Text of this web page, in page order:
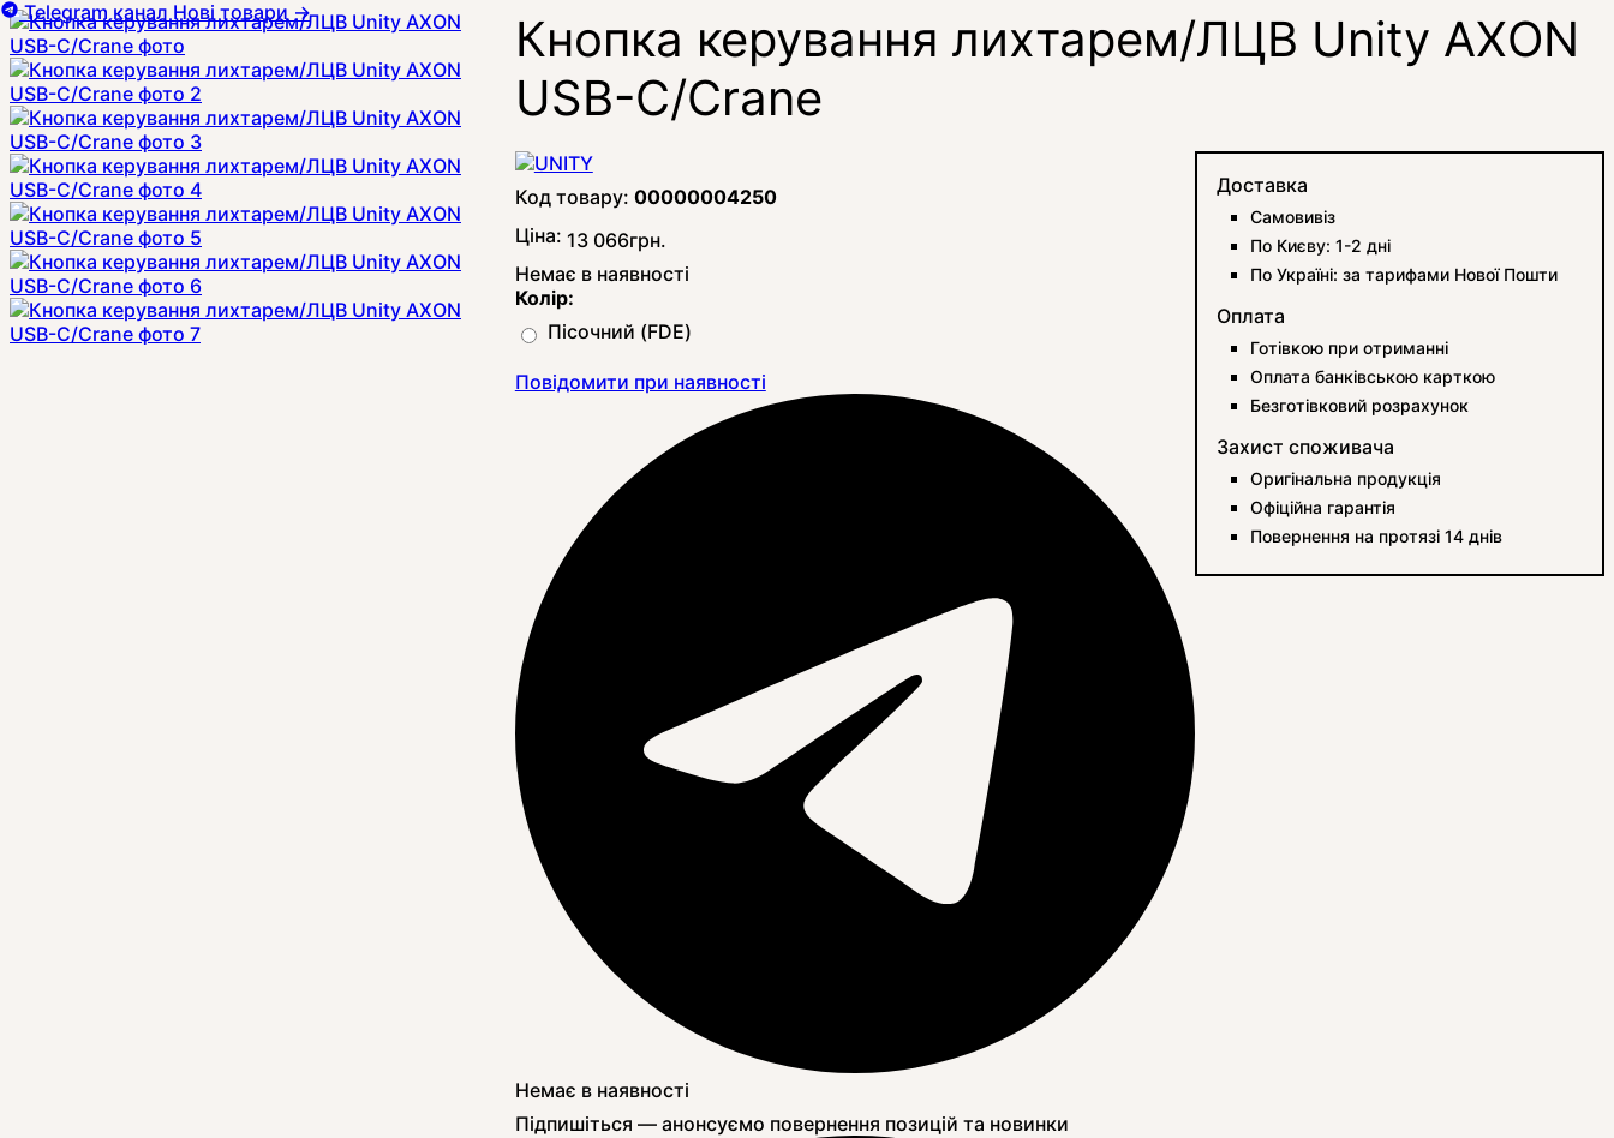
Кнопка керування лихтарем/ЛЦВ Unity AXON
USB-C/Crane
00000004250
Ціна: 13 066грн.
Немає в наявності
Колір:
Пісочний (FDE)
Повідомити при наявності
Немає в наявності
Підпишіться — анонсуємо повернення позицій та новинки
Доставка
Самовивіз
По Києву: 1-2 дні
По Україні: за тарифами Нової Пошти
Оплата
Готівкою при отриманні
Оплата банківською карткою
Безготівковий розрахунок
Захист споживача
Оригінальна продукція
Офіційна гарантія
Повернення на протязі 14 днів
Telegram канал Нові товари →